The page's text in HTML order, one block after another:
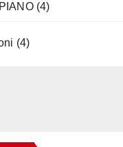
(4)
(4)